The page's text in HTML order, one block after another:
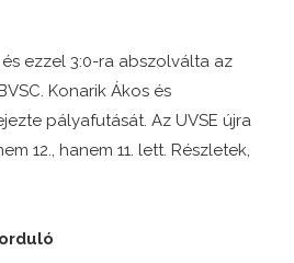
ezzel 3:0-ra abszolválta az
Konarik Ákos és
pályafutását. Az UVSE újra
12., hanem 11. lett. Részletek,